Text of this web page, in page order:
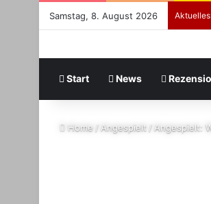
Samstag, 8. August 2026
Start News
Home/ Angespielt / Angespielt: